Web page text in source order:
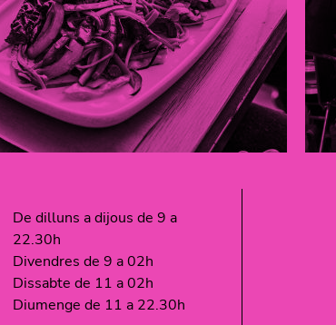
De dilluns a dijous de 9 a
22.30h
Divendres de 9 a 02h
Dissabte de 11 a 02h
Diumenge de 11 a 22.30h